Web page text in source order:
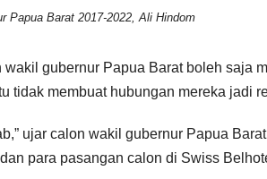
Papua Barat 2017-2022, Ali Hindom
gubernur Papua Barat boleh saja
tidak membuat hubungan mereka jadi
ujar calon wakil gubernur Papua
para pasangan calon di Swiss